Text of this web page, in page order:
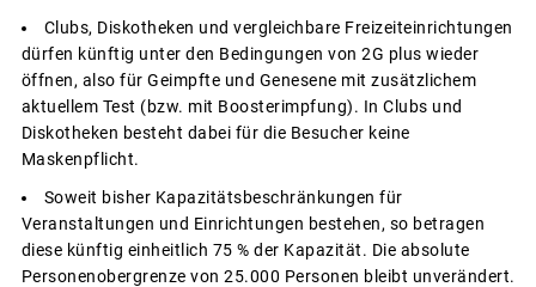
Clubs, Diskotheken und vergleichbare Freizeiteinrichtungen
dürfen künftig unter den Bedingungen von 2G plus wieder
öffnen, also für Geimpfte und Genesene mit zusätzlichem
aktuellem Test (bzw. mit Boosterimpfung). In Clubs und
Diskotheken besteht dabei für die Besucher keine
Maskenpflicht.
Soweit bisher Kapazitätsbeschränkungen für
Veranstaltungen und Einrichtungen bestehen, so betragen
diese künftig einheitlich 75 % der Kapazität. Die absolute
Personenobergrenze von 25.000 Personen bleibt unverändert.